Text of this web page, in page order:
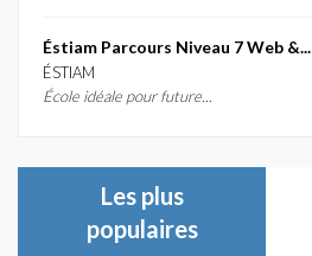
Éstiam Parcours Niveau 7 Web &...
ÉSTIAM
École idéale pour future...
Les plus
populaires